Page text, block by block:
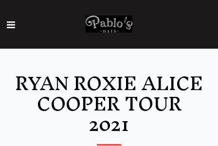
RYAN ROXIE ALICE
COOPER TOUR
2021